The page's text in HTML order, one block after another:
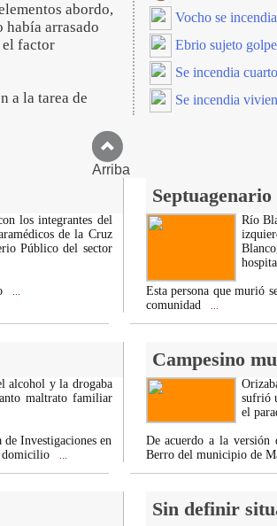
abordo,
había arrasado
el factor
a la tarea de
Vocho se
Ebrio sujeto
Se incendia
Se incendia
Arriba
Septuagenario
los integrantes del
de la Cruz
Público del sector
Río
Esta persona que murió
comunidad
Campesino
alcohol y la drogaba
maltrato familiar
de Investigaciones en
domicilio
sufrió
el
De acuerdo a la
Berro del municipio de
Sin definir